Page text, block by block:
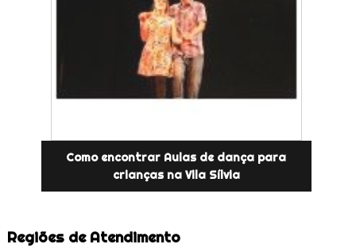
Como encontrar Aulas de dança para
crianças na Vila Sílvia
Regiões de Atendimento